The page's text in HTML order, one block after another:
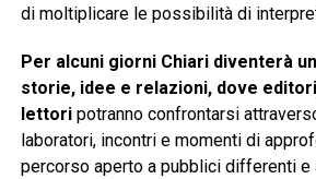
di moltiplicare le possibilità di
Per alcuni giorni Chiari diventerà
storie, idee e relazioni, dove
lettori potranno confrontarsi
laboratori, incontri e momenti di
percorso aperto a pubblici differenti e